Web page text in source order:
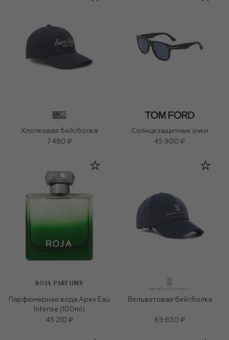
Хлопковая бейсболка
7 480 ₽
Солнцезащитные очки
45 900 ₽
ROJA PARFUMS
Парфюмерная вода Apex Eau
Intense (100ml)
45 210 ₽
Вельветовая бейсболка
69 650 ₽